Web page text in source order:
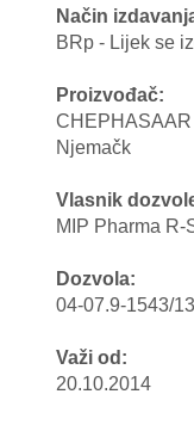
Način
BRp - Lijek se
Proizvođač:
CHEPHASAAR
Njemačk
Vlasnik
MIP Pharma R-
Dozvola:
04-07.9-1543/13
Važi od:
20.10.2014